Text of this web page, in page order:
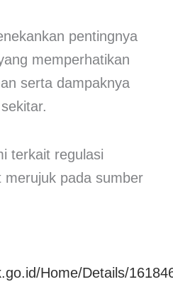
pentingnya
memperhatikan
serta dampaknya
terkait regulasi
pada sumber
Home/Details/